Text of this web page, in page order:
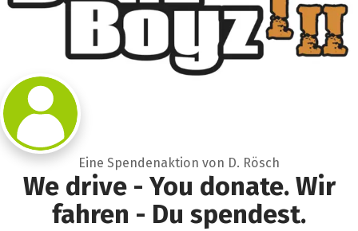
Eine Spendenaktion von D. Rösch
We drive - You donate. Wir
fahren - Du spendest.